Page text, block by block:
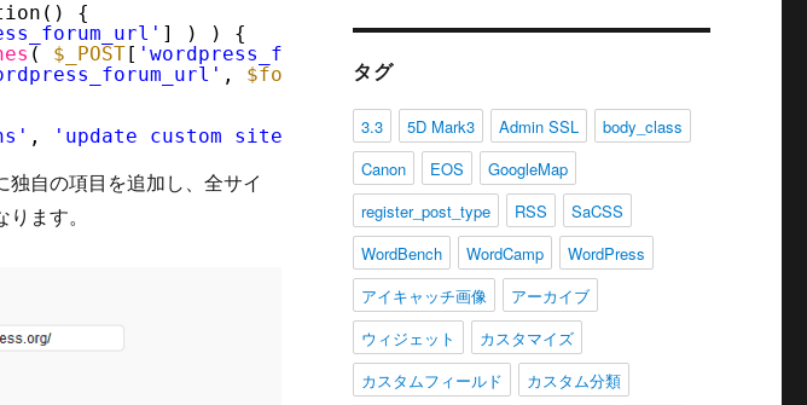
{
] ) ) {
( $_POST[ 'wordpress_forum_url'
, $forum_url );
, 'update_custom_site_option' );
自の項目を追加し、全サイ
ます。
タグ
3.3 5D Mark3 Admin SSL
body_class
Canon
EOS
GoogleMap
register_post_type
RSS
SaCSS
WordBench
WordCamp
WordPress
アイキャッチ画像
アーカイブ
ウィジェット
カスタマイズ
カスタムフィールド
カスタム分類